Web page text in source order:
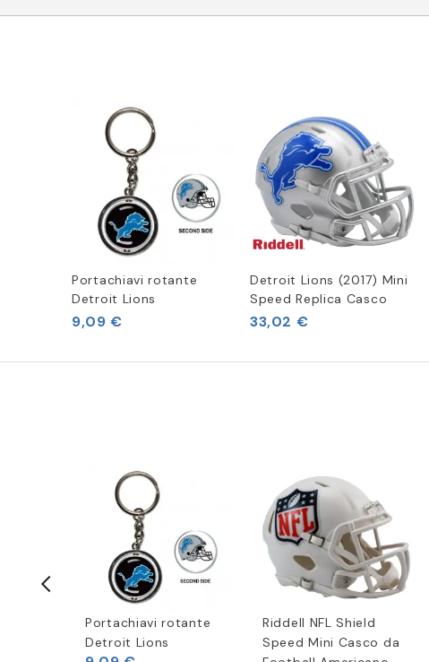
Portachiavi rotante
Detroit Lions
9,09 €
Detroit Lions (2017) Mini
Speed Replica Casco
33,02 €
Portachiavi rotante
Detroit Lions
Riddell NFL Shield
Speed Mini Casco da